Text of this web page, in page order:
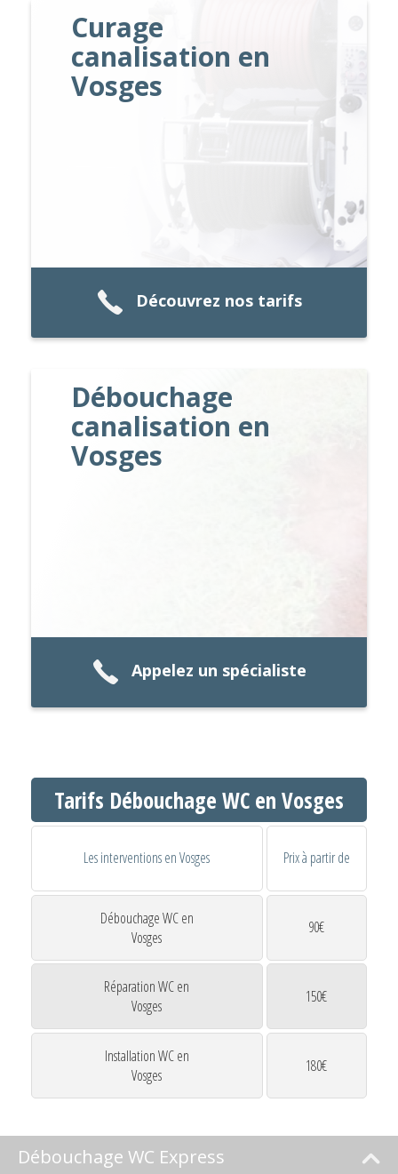
Curage
canalisation en
Vosges
Découvrez nos tarifs
Débouchage
canalisation en
Vosges
Appelez un spécialiste
Tarifs Débouchage WC en Vosges
Les interventions en Vosges Prix à partir de
Débouchage WC en
Vosges
90€
Réparation WC en
Vosges
150€
Installation WC en
Vosges
180€
Débouchage WC Express